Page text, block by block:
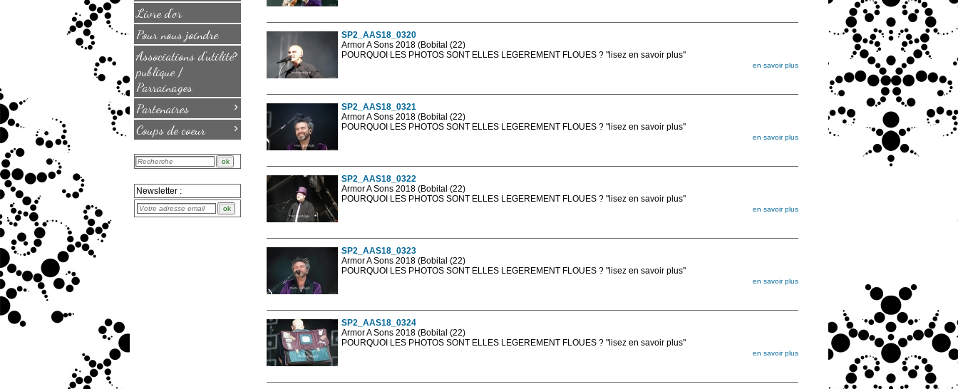
Livre d'or
Pour nous joindre
Associations d'utilité
publique /
Parrainages
›
Partenaires ›
Coups de coeur ›
Newsletter :
SP2_AAS18_0320
Armor A Sons 2018 (Bobital (22)
POURQUOI LES PHOTOS SONT ELLES LEGEREMENT FLOUES ? "lisez en savoir plus"
en savoir plus
SP2_AAS18_0321
Armor A Sons 2018 (Bobital (22)
POURQUOI LES PHOTOS SONT ELLES LEGEREMENT FLOUES ? "lisez en savoir plus"
en savoir plus
SP2_AAS18_0322
Armor A Sons 2018 (Bobital (22)
POURQUOI LES PHOTOS SONT ELLES LEGEREMENT FLOUES ? "lisez en savoir plus"
en savoir plus
SP2_AAS18_0323
Armor A Sons 2018 (Bobital (22)
POURQUOI LES PHOTOS SONT ELLES LEGEREMENT FLOUES ? "lisez en savoir plus"
en savoir plus
SP2_AAS18_0324
Armor A Sons 2018 (Bobital (22)
POURQUOI LES PHOTOS SONT ELLES LEGEREMENT FLOUES ? "lisez en savoir plus"
en savoir plus